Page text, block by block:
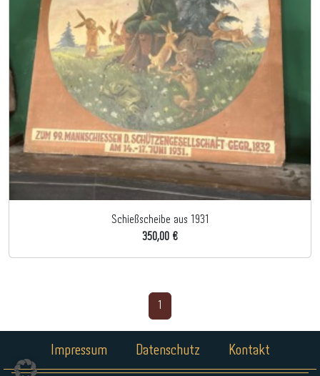
Schießscheibe aus 1931
350,00 €
Impressum Datenschutz Kontakt